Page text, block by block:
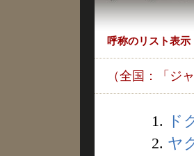
呼称のリスト表示
（全国：「ジ
1. ド
2. ヤ